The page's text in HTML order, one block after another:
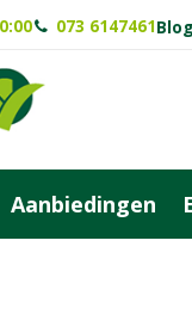
073 6147461
Aanbiedingen